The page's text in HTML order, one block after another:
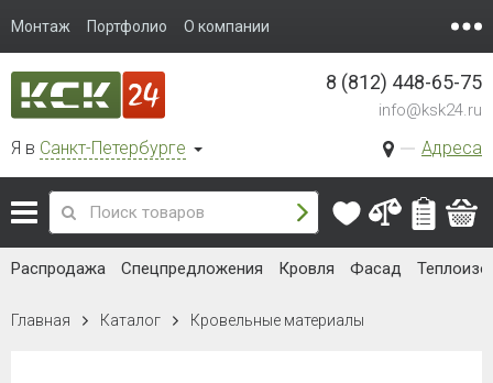
Монтаж Портфолио О компании
Я в Санкт-Петербурге Адреса
8 (812) 448-65-75
info@ksk24.ru
Распродажа Спецпредложения Кровля Фасад
Главная Каталог Кровельные материалы